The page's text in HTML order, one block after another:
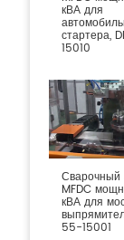
кВА для
стартера,
15010
Сварочный
MFDC
кВА для
55-15001